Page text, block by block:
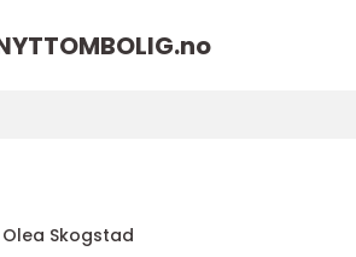
no
Olea Skogstad